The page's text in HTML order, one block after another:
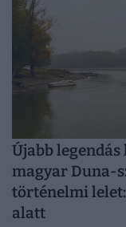
Újabb
magyar Duna-
történelmi
alatt